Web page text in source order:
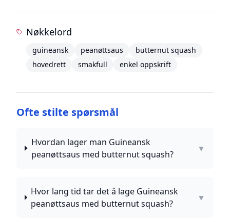
Nøkkelord
guineansk peanøttsaus
butternut squash
hovedrett
smakfull enkel oppskrift
Ofte stilte spørsmål
Hvordan lager man Guineansk
peanøttsaus med butternut squash?
▼
Hvor lang tid tar det å lage Guineansk
peanøttsaus med butternut squash?
▼